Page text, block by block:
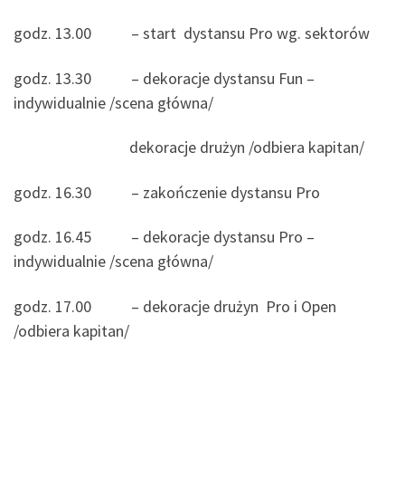
godz. 13.00 – start dystansu Pro wg. sektorów
godz. 13.30 – dekoracje dystansu Fun –
indywidualnie /scena główna/
dekoracje drużyn /odbiera kapitan/
godz. 16.30 – zakończenie dystansu Pro
godz. 16.45 – dekoracje dystansu Pro –
indywidualnie /scena główna/
godz. 17.00 – dekoracje drużyn Pro i Open
/odbiera kapitan/